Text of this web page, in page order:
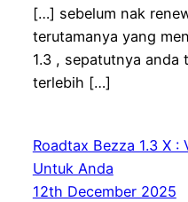
[…] sebelum nak
terutamanya yang
1.3 , sepatutnya anda
terlebih […]
Roadtax Bezza 1.3 X :
Untuk Anda
12th December 2025